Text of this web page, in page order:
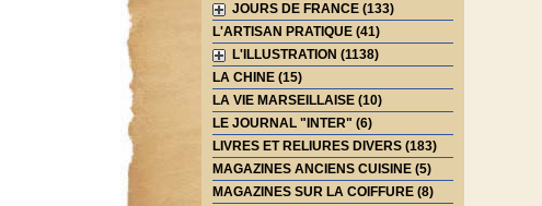
JOURS DE FRANCE (133)
L'ARTISAN PRATIQUE (41)
L'ILLUSTRATION (1138)
LA CHINE (15)
LA VIE MARSEILLAISE (10)
LE JOURNAL "INTER" (6)
LIVRES ET RELIURES DIVERS (183)
MAGAZINES ANCIENS CUISINE (5)
MAGAZINES SUR LA COIFFURE (8)